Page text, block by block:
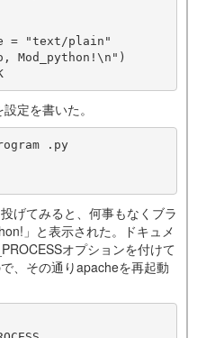
= "text/plain"
Mod_python!\n")
    return apache.OK
定を書いた。
.py
げてみると、何事もなくブラ
」と表示された。ドキュメ
オプションを付けて
、その通りapacheを再起動